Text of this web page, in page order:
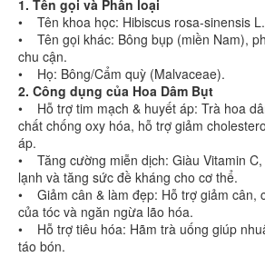
1. Tên gọi và Phân loại
• Tên khoa học: Hibiscus rosa-sinensis L.
• Tên gọi khác: Bông bụp (miền Nam),
chu cận.
• Họ: Bông/Cẩm quỳ (Malvaceae).
2. Công dụng của Hoa Dâm Bụt
• Hỗ trợ tim mạch & huyết áp: Trà hoa
chất chống oxy hóa, hỗ trợ giảm
áp.
• Tăng cường miễn dịch: Giàu Vitamin
lạnh và tăng sức đề kháng cho cơ thể.
• Giảm cân & làm đẹp: Hỗ trợ giảm cân,
của tóc và ngăn ngừa lão hóa.
• Hỗ trợ tiêu hóa: Hãm trà uống giúp
táo bón.